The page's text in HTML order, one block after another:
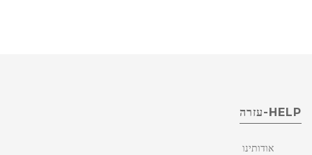
HELP-עזרה
אודותינו